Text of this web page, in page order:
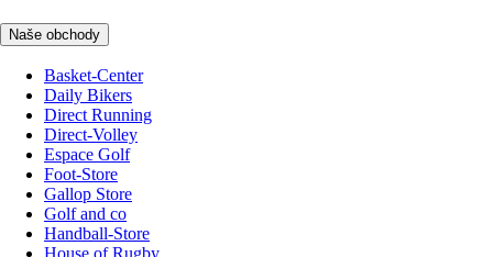
Naše obchody
Basket-Center
Daily Bikers
Direct Running
Direct-Volley
Espace Golf
Foot-Store
Gallop Store
Golf and co
Handball-Store